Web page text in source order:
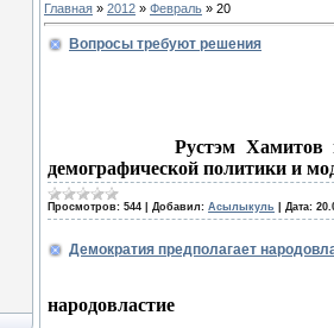
Главная » 2012 » Февраль » 20
Вопросы требуют решения
Рустэм Хамитов
демографической
Просмотров: 544 Добавил: Асылыкуль Дата:
Демократия предполагает
народовластие